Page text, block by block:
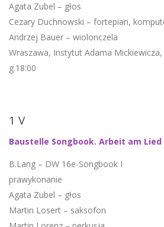
Agata Zubel – głos
Cezary Duchnowski – fortepian,
Andrzej Bauer – wiolonczela
Wraszawa, Instytut Adama
g.18:00
1 V
Baustelle Songbook. Arbeit am Lied
B.Lang – DW 16e-Songbook I
prawykonanie
Agata Zubel – głos
Martin Losert – saksofon